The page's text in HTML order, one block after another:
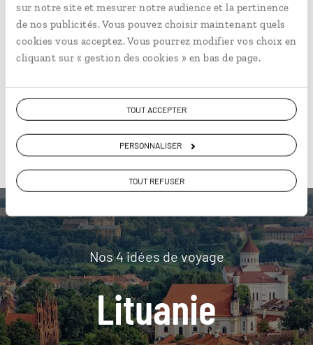
sur notre site et mesurer notre audience et la pertinence
de nos publicités. Vous pouvez choisir maintenant quels
cookies vous acceptez. Vous pourrez modifier vos choix en
cliquant sur « gestion des cookies » en bas de page.
TOUT ACCEPTER
PERSONNALISER
TOUT REFUSER
Visa
suisses. Pour les autres ressortissants, nous sommes à
votre disposition pour vous accompagner dans vos
démarches.
Pour aller plus loin
Nos 4 idées de voyage
Lituanie